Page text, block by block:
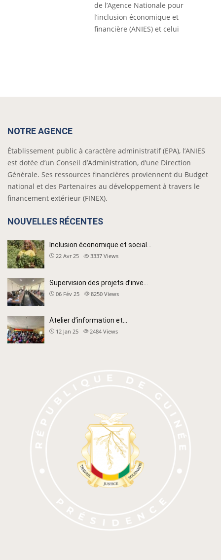
de l’Agence Nationale pour
l’inclusion économique et
financière (ANIES) et celui
NOTRE AGENCE
Établissement public à caractère administratif (EPA), l’ANIES
est dotée d’un Conseil d’Administration, d’une Direction
Générale. Ses ressources financières proviennent du Budget
national et des Partenaires au développement à travers le
financement extérieur (FINEX).
NOUVELLES RÉCENTES
Inclusion économique et social…
22 Avr 25 3337 Views
Supervision des projets d’inve…
06 Fév 25 8250 Views
Atelier d’information et…
12 Jan 25 2484 Views